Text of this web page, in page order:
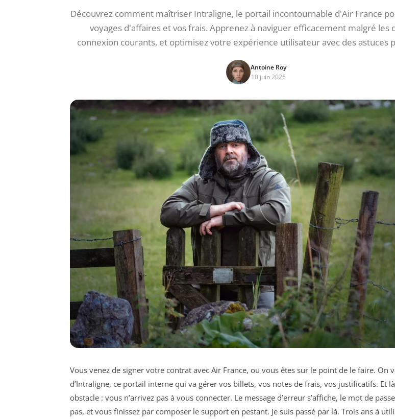
Découvrez comment maîtriser Intraligne, le portail incontournable d'Air France
voyages d'affaires et vos frais. Apprenez à naviguer efficacement malgré les
connexion courants, et optimisez votre expérience utilisateur avec des astuces
Antoine Roy
10 juin 2026
Vous venez de signer votre contrat avec Air France, ou vous êtes sur le point de le faire. On
d’Intraligne, ce portail interne qui va gérer vos billets, vos notes de frais, vos justificatifs. Et
obstacle : vous n’arrivez pas à vous connecter. Le message d’erreur s’affiche, le mot de
pas, et vous finissez par composer le support en pestant. Je suis passé par là. Trois ans à